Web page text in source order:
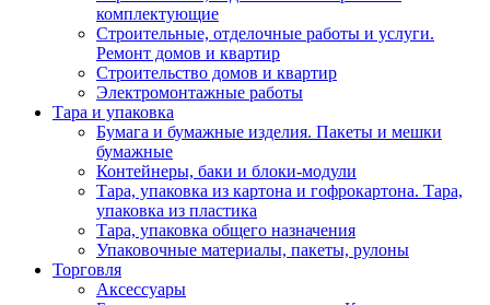
комплектующие
Строительные, отделочные работы и услуги.
Ремонт домов и квартир
Строительство домов и квартир
Электромонтажные работы
Тара и упаковка
Бумага и бумажные изделия. Пакеты и мешки
бумажные
Контейнеры, баки и блоки-модули
Тара, упаковка из картона и гофрокартона. Тара,
упаковка из пластика
Тара, упаковка общего назначения
Упаковочные материалы, пакеты, рулоны
Торговля
Аксессуары